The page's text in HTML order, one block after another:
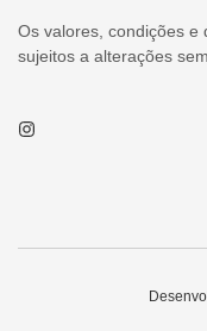
Os valores, condições e
sujeitos a alterações
Instagram